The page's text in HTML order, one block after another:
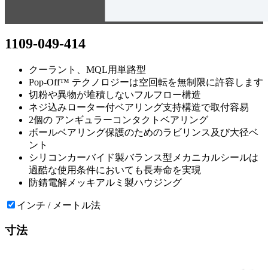
1109-049-414
クーラント、MQL用単路型
Pop-Off™ テクノロジーは空回転を無制限に許容します
切粉や異物が堆積しないフルフロー構造
ネジ込みローター付ベアリング支持構造で取付容易
2個の アンギュラーコンタクトベアリング
ボールベアリング保護のためのラビリンス及び大径ベ
ント
シリコンカーバイド製バランス型メカニカルシールは
過酷な使用条件においても長寿命を実現
防錆電解メッキアルミ製ハウジング
インチ / メートル法
寸法